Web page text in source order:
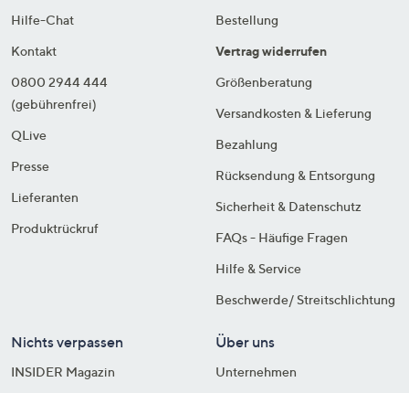
Hilfe-Chat
Kontakt
0800 2944 444
(gebührenfrei)
QLive
Presse
Lieferanten
Produktrückruf
Bestellung
Vertrag widerrufen
Größenberatung
Versandkosten & Lieferung
Bezahlung
Rücksendung & Entsorgung
Sicherheit & Datenschutz
FAQs - Häufige Fragen
Hilfe & Service
Beschwerde/ Streitschlichtung
Nichts verpassen
INSIDER Magazin
Über uns
Unternehmen